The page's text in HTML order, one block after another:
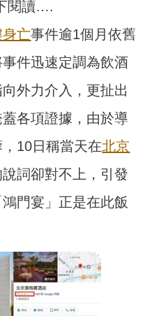
閱讀….
身亡事件逾1個月依舊
件迅速定調為飲酒
外力介入，更扯出
各項證據，由於導
10日稱當天在北京
詞卻對不上，引發
門宴」正是在此飯